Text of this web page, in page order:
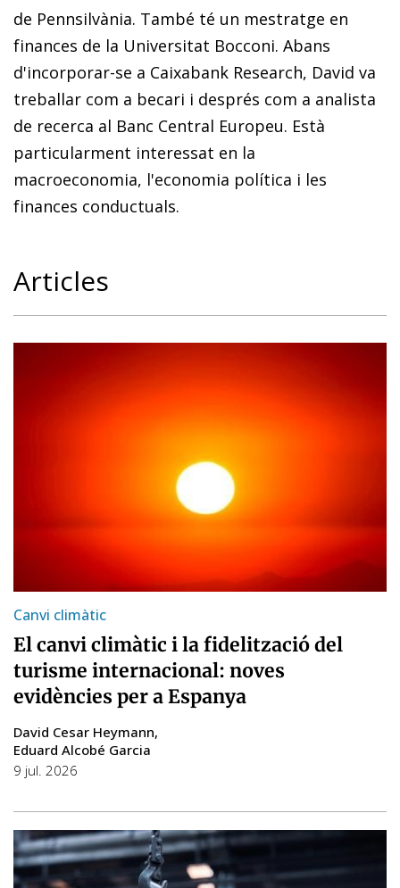
de Pennsilvània. També té un mestratge en
finances de la Universitat Bocconi. Abans
d'incorporar-se a Caixabank Research, David va
treballar com a becari i després com a analista
de recerca al Banc Central Europeu. Està
particularment interessat en la
macroeconomia, l'economia política i les
finances conductuals.
Articles
Canvi climàtic
El canvi climàtic i la fidelització del
turisme internacional: noves
evidències per a Espanya
David Cesar Heymann
Eduard Alcobé Garcia
9 jul. 2026